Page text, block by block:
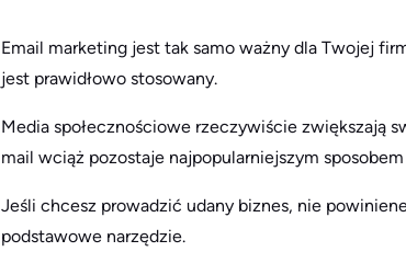
Email marketing jest tak samo ważny dla Twojej
jest prawidłowo stosowany.
Media społecznościowe rzeczywiście zwiększają
mail wciąż pozostaje najpopularniejszym
Jeśli chcesz prowadzić udany biznes, nie
podstawowe narzędzie.